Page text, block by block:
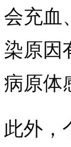
会充血
染原因
病原体
此外，